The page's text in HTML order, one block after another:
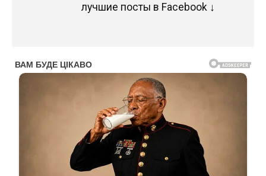
лучшие посты в Facebook ↓